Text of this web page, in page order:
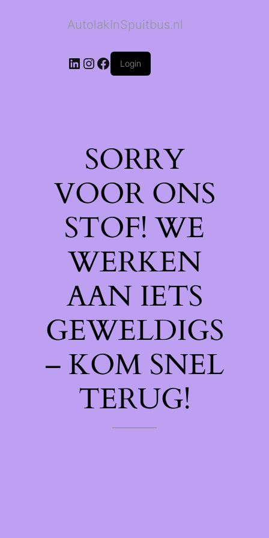
AutolakInSpuitbus.nl
LinkedIn
Instagram
Facebook
Login
SORRY
VOOR ONS
STOF! WE
WERKEN
AAN IETS
GEWELDIGS
– KOM SNEL
TERUG!